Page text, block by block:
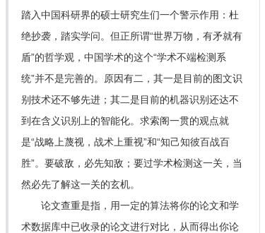
踏入中国科研界的硕士研究生们一个警示作用：杜
绝抄袭，踏实学问。但正所谓“世界万物，有矛就有
盾”的哲学观，中国学术的这个“学术不端检测系
统”并不是完善的。原因有二，其一是目前的图文识
别技术还不够先进；其二是目前的机器识别还达不
到在含义识别上的智能化。求索阁一贯的观点就
是“战略上蔑视，战术上重视”和“知己知彼百战百
胜”。要破敌，必先知敌；要过学术检测这一关，当
然必先了解这一关的玄机。
论文查重是指，用一定的算法将你的论文和学
术数据库中已收录的论文进行对比，从而得出你论